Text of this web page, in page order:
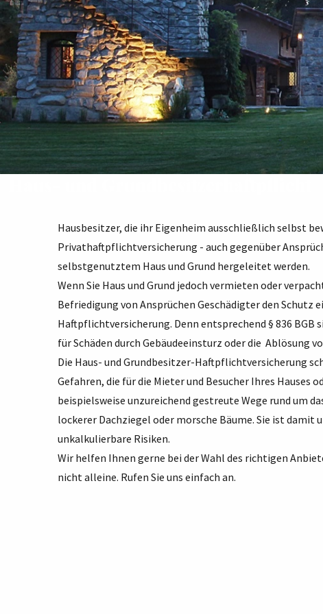
Hausbesitzer, die ihr Eigenheim ausschließlich selbst
Privathaftpflichtversicherung - auch gegenüber
selbstgenutztem Haus und Grund hergeleitet werden.
Wenn Sie Haus und Grund jedoch vermieten oder
Befriedigung von Ansprüchen Geschädigter den Schutz
Haftpflichtversicherung. Denn entsprechend § 836 BGB
für Schäden durch Gebäudeeinsturz oder die Ablösung
Die Haus- und Grundbesitzer-Haftpflichtversicherung
Gefahren, die für die Mieter und Besucher Ihres Hauses
beispielsweise unzureichend gestreute Wege rund um
lockerer Dachziegel oder morsche Bäume. Sie ist damit
unkalkulierbare Risiken.
Wir helfen Ihnen gerne bei der Wahl des richtigen
nicht alleine. Rufen Sie uns einfach an.